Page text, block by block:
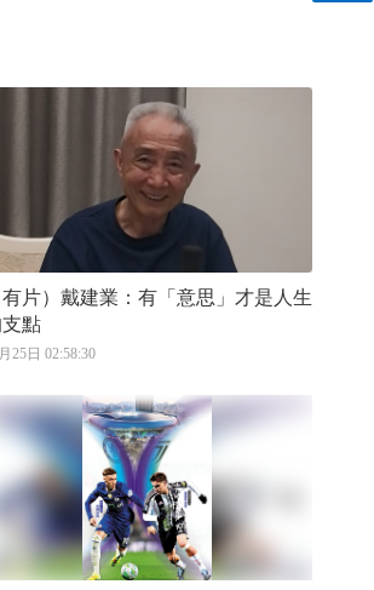
有片）戴建業：有「意思」才是人生
點
25日 02:58:30